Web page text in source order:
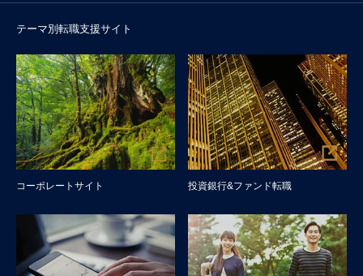
テーマ別転職支援サイト
コーポレートサイト 投資銀行&ファンド転職